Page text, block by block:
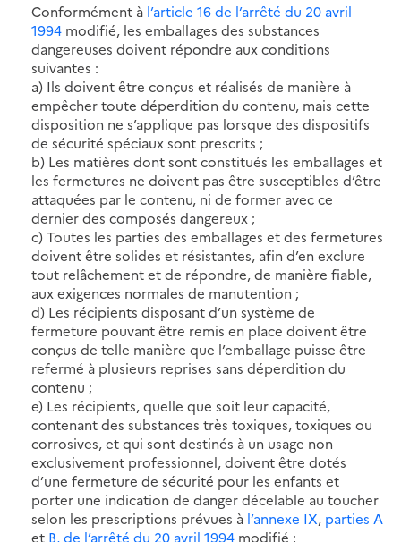
Conformément à l’article 16 de l’arrêté du 20 avril
1994 modifié, les emballages des substances
dangereuses doivent répondre aux conditions
suivantes :
a) Ils doivent être conçus et réalisés de manière à
empêcher toute déperdition du contenu, mais cette
disposition ne s’applique pas lorsque des dispositifs
de sécurité spéciaux sont prescrits ;
b) Les matières dont sont constitués les emballages et
les fermetures ne doivent pas être susceptibles d’être
attaquées par le contenu, ni de former avec ce
dernier des composés dangereux ;
c) Toutes les parties des emballages et des fermetures
doivent être solides et résistantes, afin d’en exclure
tout relâchement et de répondre, de manière fiable,
aux exigences normales de manutention ;
d) Les récipients disposant d’un système de
fermeture pouvant être remis en place doivent être
conçus de telle manière que l’emballage puisse être
refermé à plusieurs reprises sans déperdition du
contenu ;
e) Les récipients, quelle que soit leur capacité,
contenant des substances très toxiques, toxiques ou
corrosives, et qui sont destinés à un usage non
exclusivement professionnel, doivent être dotés
d’une fermeture de sécurité pour les enfants et
porter une indication de danger décelable au toucher
selon les prescriptions prévues à l’annexe IX, parties A
et B, de l’arrêté du 20 avril 1994 modifié ;